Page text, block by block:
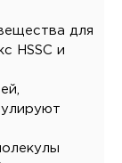
для
HSSC и